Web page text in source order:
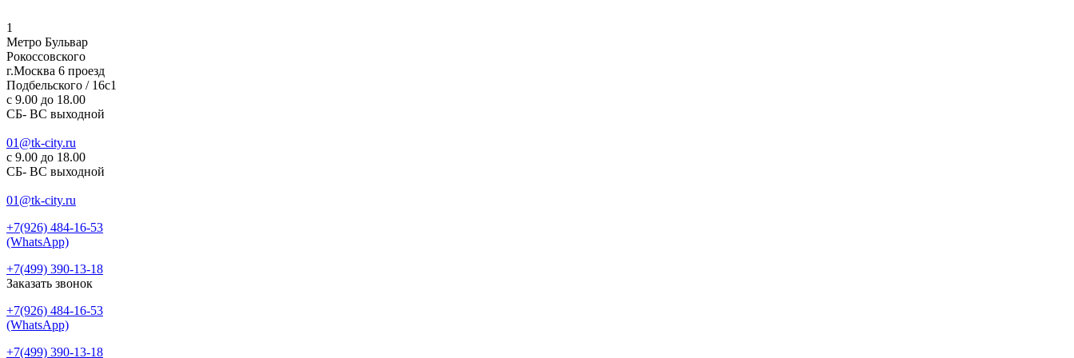
1
Метро Бульвар
Рокоссовского
г.Москва 6 проезд
Подбельского / 16с1
c 9.00 до 18.00
СБ- ВС выходной
01@tk-city.ru
c 9.00 до 18.00
СБ- ВС выходной
01@tk-city.ru
+7(926) 484-16-53
(WhatsApp)
+7(499) 390-13-18
Заказать звонок
+7(926) 484-16-53
(WhatsApp)
+7(499) 390-13-18